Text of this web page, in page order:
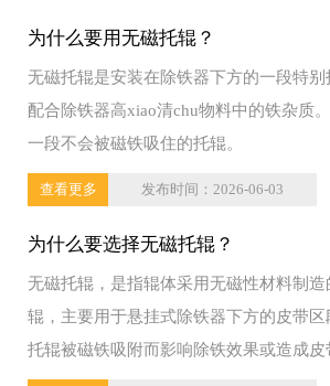
为什么要用无磁托辊？
无磁托辊是安装在除铁器下方的一段特
配合除铁器高xiao清chu物料中的铁杂质
一段不会被磁铁吸住的托辊。
查看更多 发布时间：2026-06-03
为什么要选择无磁托辊？
无磁托辊，是指辊体采用无磁性材料制
辊，主要用于悬挂式除铁器下方的皮带区
托辊被磁铁吸附而影响除铁效果或造成皮